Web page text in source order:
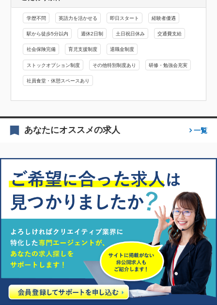
学歴不問 英語力を活かせる 即日スタート 経験者優遇
駅から徒歩5分以内 週休2日制 土日祝日休み 交通費支給
社会保険完備 育児支援制度 退職金制度
ストックオプション制度 その他特別制度あり 研修・勉強会充実
社員食堂・休憩スペースあり
あなたにオススメの求人 一覧